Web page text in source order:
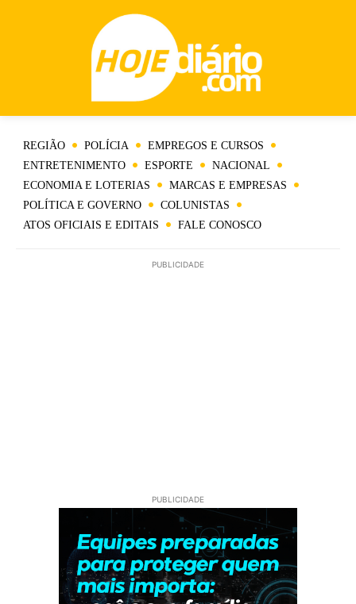
REGIÃO POLÍCIA
EMPREGOS E CURSOS
ENTRETENIMENTO
ESPORTE
NACIONAL
ECONOMIA E LOTERIAS
MARCAS E EMPRESAS
POLÍTICA E GOVERNO
COLUNISTAS
ATOS OFICIAIS E EDITAIS
FALE CONOSCO
PUBLICIDADE
PUBLICIDADE